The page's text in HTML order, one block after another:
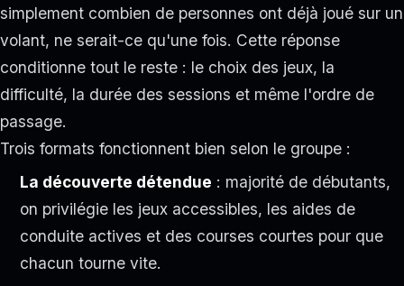
simplement combien de personnes ont déjà joué sur un
volant, ne serait-ce qu'une fois. Cette réponse
conditionne tout le reste : le choix des jeux, la
difficulté, la durée des sessions et même l'ordre de
passage.
Trois formats fonctionnent bien selon le groupe :
La découverte détendue : majorité de débutants,
on privilégie les jeux accessibles, les aides de
conduite actives et des courses courtes pour que
chacun tourne vite.